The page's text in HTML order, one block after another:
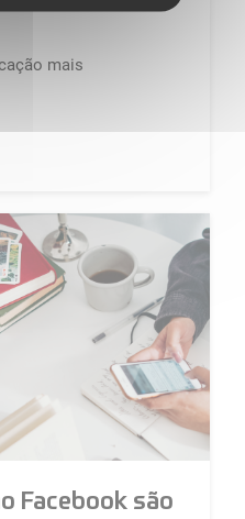
mais
Facebook são